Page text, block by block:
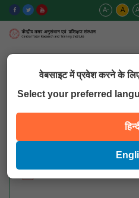
वेबसाइट में प्रवेश करने के
Select your preferred
A- A
MENU
2024-25